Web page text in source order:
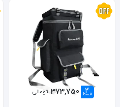
4
قسط 373,750 تومانی